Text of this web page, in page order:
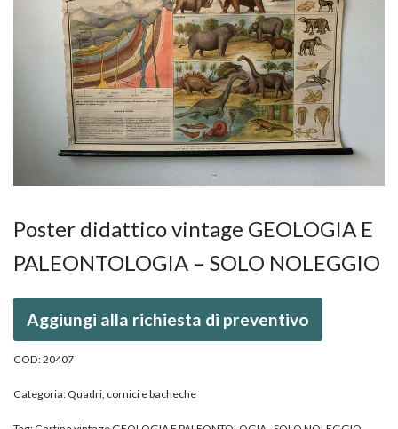
Poster didattico vintage GEOLOGIA E
PALEONTOLOGIA – SOLO NOLEGGIO
Aggiungi alla richiesta di preventivo
COD:20407
Categoria: Quadri, cornici e bacheche